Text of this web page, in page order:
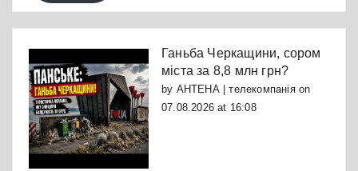
Ганьба Черкащини, сором
міста за 8,8 млн грн?
by АНТЕНА | телекомпаніяon
07.08.2026 at 16:08